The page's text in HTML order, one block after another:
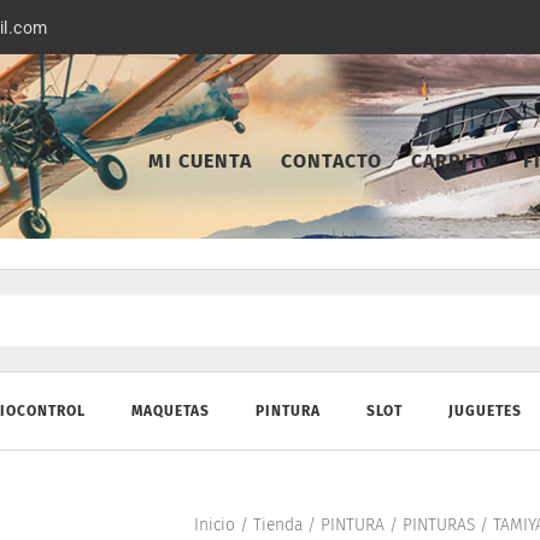
MI CUENTA CONTACTO CARRITO
MAQUETAS PINTURA SLOT JUGUETES
Inicio / Tienda/ PINTURA/ PINTURAS/